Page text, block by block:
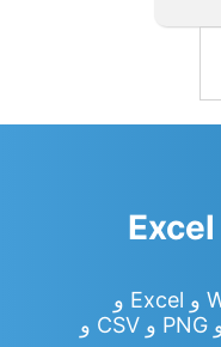
يمكنك تحويل XLSB إلى Word و Excel و
PowerPoint و PDF و JPG و PNG و CSV و